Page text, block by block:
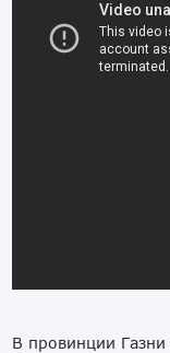
В провинции Газни